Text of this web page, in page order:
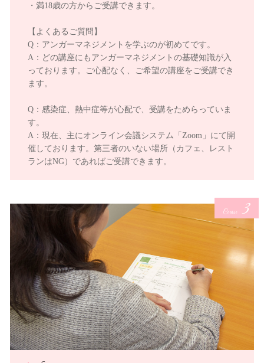
・満18歳の方からご受講できます。
【よくあるご質問】
Q：アンガーマネジメントを学ぶのが初めてです。
A：どの講座にもアンガーマネジメントの基礎知識が入
っております。ご心配なく、ご希望の講座をご受講でき
ます。
Q：感染症、熱中症等が心配で、受講をためらっていま
す。
A：現在、主にオンライン会議システム「Zoom」にて開
催しております。第三者のいない場所（カフェ、レスト
ランはNG）であればご受講できます。
Course 3